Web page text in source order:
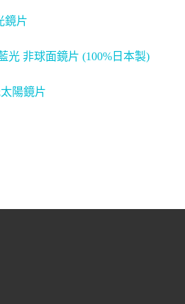
鏡片
光 非球面鏡片 (100%日本製)
太陽鏡片